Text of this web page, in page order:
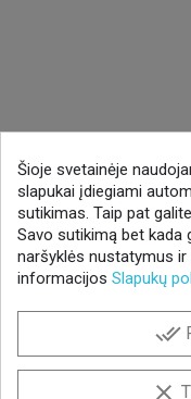
Šioje svetainėje
slapukai įdiegiami
sutikimas. Taip pat
Savo sutikimą bet kada
naršyklės nustatymus
informacijos Slapukų
done_all
clear